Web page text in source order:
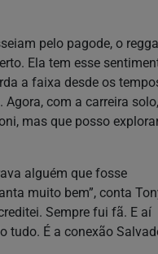
pelo pagode, o
Ela tem esse
a faixa desde os
com a carreira solo,
mas que posso
alguém que fosse
muito bem”, conta
Sempre fui fã. E aí
tudo. É a conexão